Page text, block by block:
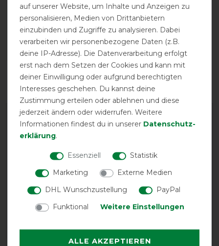
Reißfestigkeit Wasserdichtigkeit
EXCELLENT
Turnout Heavy 350g -
auf unserer Website, um Inhalte und Anzeigen zu
personalisieren, Medien von Drittanbietern
einzubinden und Zugriffe zu analysieren. Dabei
verarbeiten wir personenbezogene Daten (z.B.
deine IP-Adresse). Die Datenverarbeitung erfolgt
erst nach dem Setzen der Cookies und kann mit
deiner Einwilligung oder aufgrund berechtigten
Interesses geschehen. Du kannst deine
Zustimmung erteilen oder ablehnen und diese
jederzeit ändern oder widerrufen. Weitere
Informationen findest du in unserer Daten­schutz­
erklärung.
Essenziell
Statistik
Marketing
Externe Medien
DHL Wunschzustellung
PayPal
Funktional
Weitere Einstellungen
ALLE AKZEPTIEREN